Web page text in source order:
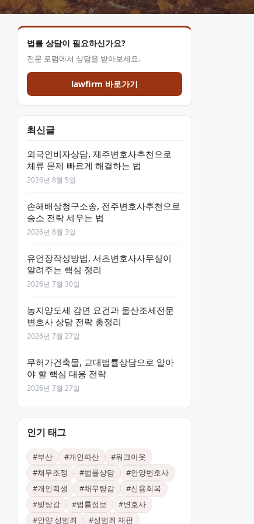
법률 상담이 필요하신가요?
전문 로펌에서 상담을 받아보세요.
lawfirm 바로가기
최신글
외국인비자상담, 제주변호사추천으로
체류 문제 빠르게 해결하는 법
2026년 8월 5일
손해배상청구소송, 전주변호사추천으로
승소 전략 세우는 법
2026년 8월 3일
유언장작성방법, 서초변호사사무실이
알려주는 핵심 정리
2026년 7월 30일
농지양도세 감면 요건과 울산조세전문
변호사 상담 전략 총정리
2026년 7월 27일
무허가건축물, 교대법률상담으로 알아
야 할 핵심 대응 전략
2026년 7월 27일
인기 태그
#부산 #개인파산 #워크아웃
#채무조정 #법률상담 #안양변호사
#개인회생 #채무탕감 #신용회복
#빚탕감 #법률정보 #변호사
#안양 성범죄 #성범죄 재판